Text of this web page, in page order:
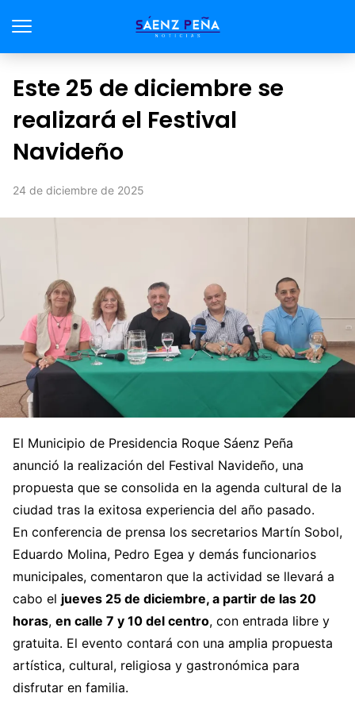
Este 25 de diciembre se
realizará el Festival
Navideño
24 de diciembre de 2025
El Municipio de Presidencia Roque Sáenz Peña
anunció la realización del Festival Navideño, una
propuesta que se consolida en la agenda cultural de la
ciudad tras la exitosa experiencia del año pasado.
En conferencia de prensa los secretarios Martín Sobol,
Eduardo Molina, Pedro Egea y demás funcionarios
municipales, comentaron que la actividad se llevará a
cabo el jueves 25 de diciembre, a partir de las 20
horas, en calle 7 y 10 del centro, con entrada libre y
gratuita. El evento contará con una amplia propuesta
artística, cultural, religiosa y gastronómica para
disfrutar en familia.